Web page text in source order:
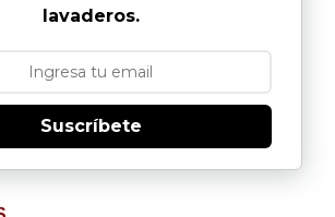
lavaderos.
Suscríbete